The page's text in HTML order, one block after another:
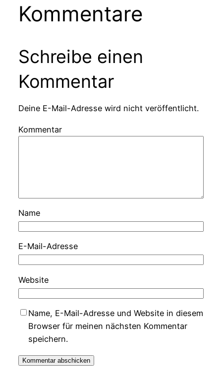
Kommentare
Schreibe einen
Kommentar
Deine E-Mail-Adresse wird nicht veröffentlicht.
Kommentar
Name
E-Mail-Adresse
Website
Name, E-Mail-Adresse und Website in diesem
Browser für meinen nächsten Kommentar
speichern.